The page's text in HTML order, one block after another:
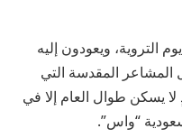
التروية، ويعودون إليه
المشاعر المقدسة التي
يسكن طوال العام إلا في
“واس”.